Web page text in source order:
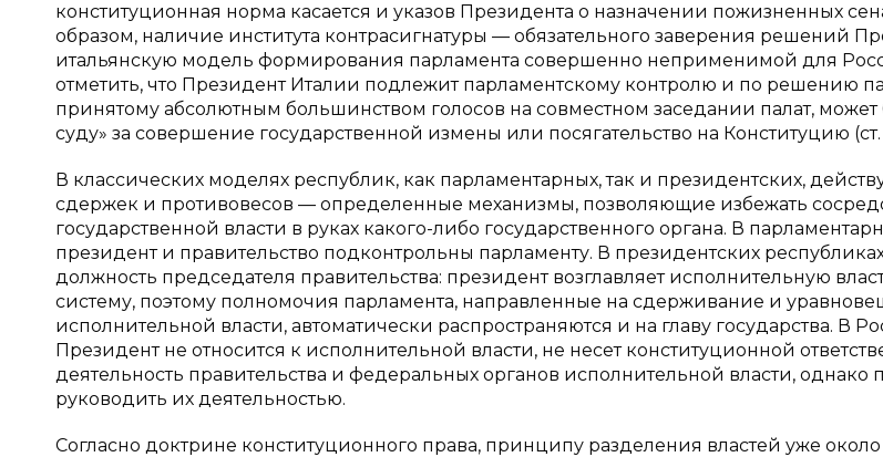
конституционная норма касается и указов Президента о назначении пожизненных
образом, наличие института контрасигнатуры — обязательного заверения решений
итальянскую модель формирования парламента совершенно неприменимой для
отметить, что Президент Италии подлежит парламентскому контролю и по решению
принятому абсолютным большинством голосов на совместном заседании палат, может
суду» за совершение государственной измены или посягательство на Конституцию
В классических моделях республик, как парламентарных, так и президентских,
сдержек и противовесов — определенные механизмы, позволяющие избежать
государственной власти в руках какого-либо государственного органа. В
президент и правительство подконтрольны парламенту. В президентских республиках
должность председателя правительства: президент возглавляет исполнительную
систему, поэтому полномочия парламента, направленные на сдерживание и
исполнительной власти, автоматически распространяются и на главу государства. В
Президент не относится к исполнительной власти, не несет конституционной
деятельность правительства и федеральных органов исполнительной власти, однако
руководить их деятельностью.
Согласно доктрине конституционного права, принципу разделения властей уже около